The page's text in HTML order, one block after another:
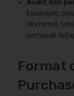
Audit dan
keuangan,
eksternal,
pemasok
Format